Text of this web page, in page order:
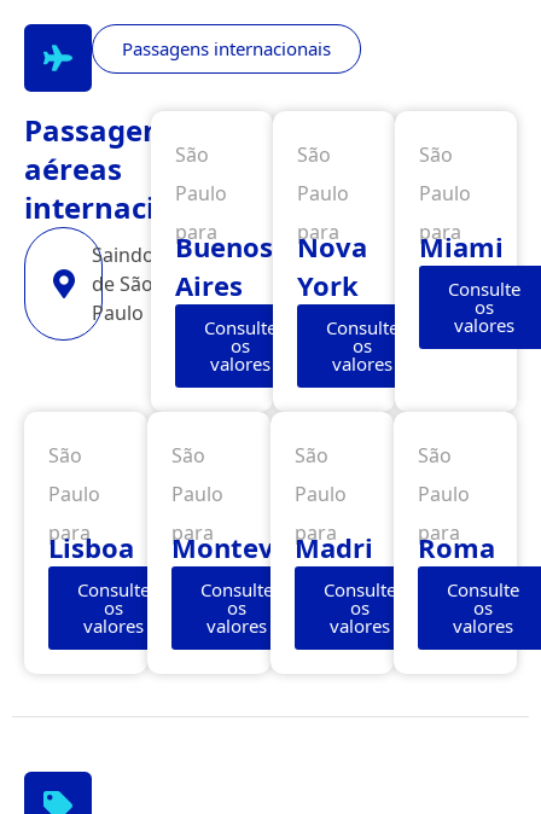
Passagens internacionais
Passagens
aéreas
internacionais
Saindo
de São
Paulo
São
Paulo
para
Buenos
Aires
Consulte
os
valores
São
Paulo
para
Nova
York
Consulte
os
valores
São
Paulo
para
Miami
Consulte
os
valores
São
Paulo
para
Lisboa
Consulte
os
valores
São
Paulo
para
Montevidéu
Consulte
os
valores
São
Paulo
para
Madri
Consulte
os
valores
São
Paulo
para
Roma
Consulte
os
valores